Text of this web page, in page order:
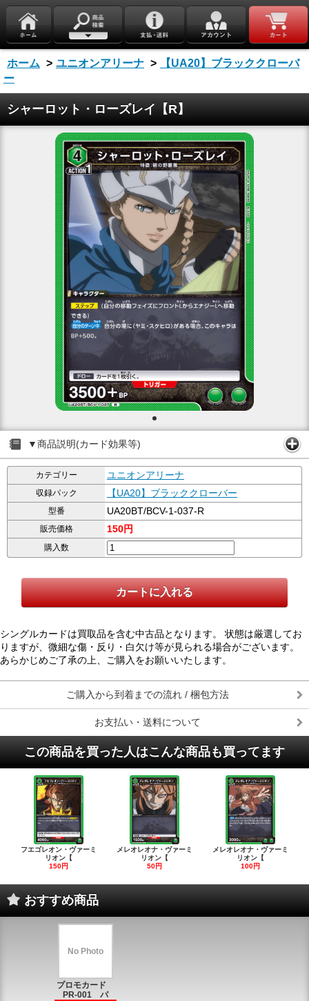
ホーム > ユニオンアリーナ >
【UA20】ブラッククローバ
ー
シャーロット・ローズレイ【R】
▼商品説明(カード効果等)
カテゴリー ユニオンアリーナ
収録パック 【UA20】ブラッククローバー
型番 UA20BT/BCV-1-037-R
販売価格 150円
購入数
シングルカードは買取品を含む中古品となります。 状態は厳選してお
りますが、微細な傷・反り・白欠け等が見られる場合がございます。
あらかじめご了承の上、ご購入をお願いいたします。
ご購入から到着までの流れ / 梱包方法
お支払い・送料について
この商品を買った人はこんな商品も買ってます
フエゴレオン・ヴァーミ
リオン【
150円
メレオレオナ・ヴァーミ
リオン【
50円
メレオレオナ・ヴァーミ
リオン【
100円
おすすめ商品
No Photo
プロモカード
PR-001 パ